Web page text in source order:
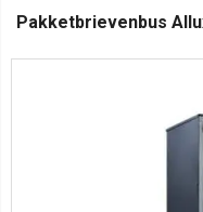
Pakketbrievenbus